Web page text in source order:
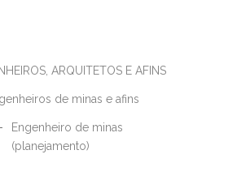
ARQUITETOS E AFINS
de minas e afins
Engenheiro de minas
(planejamento)